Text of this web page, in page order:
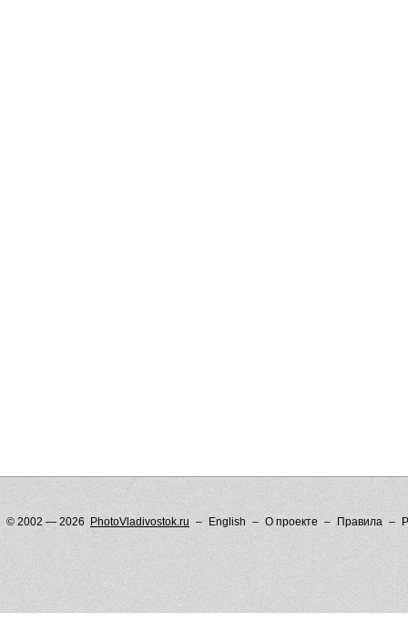
© 2002 — 2026 PhotoVladivostok.ru English О проекте Правила